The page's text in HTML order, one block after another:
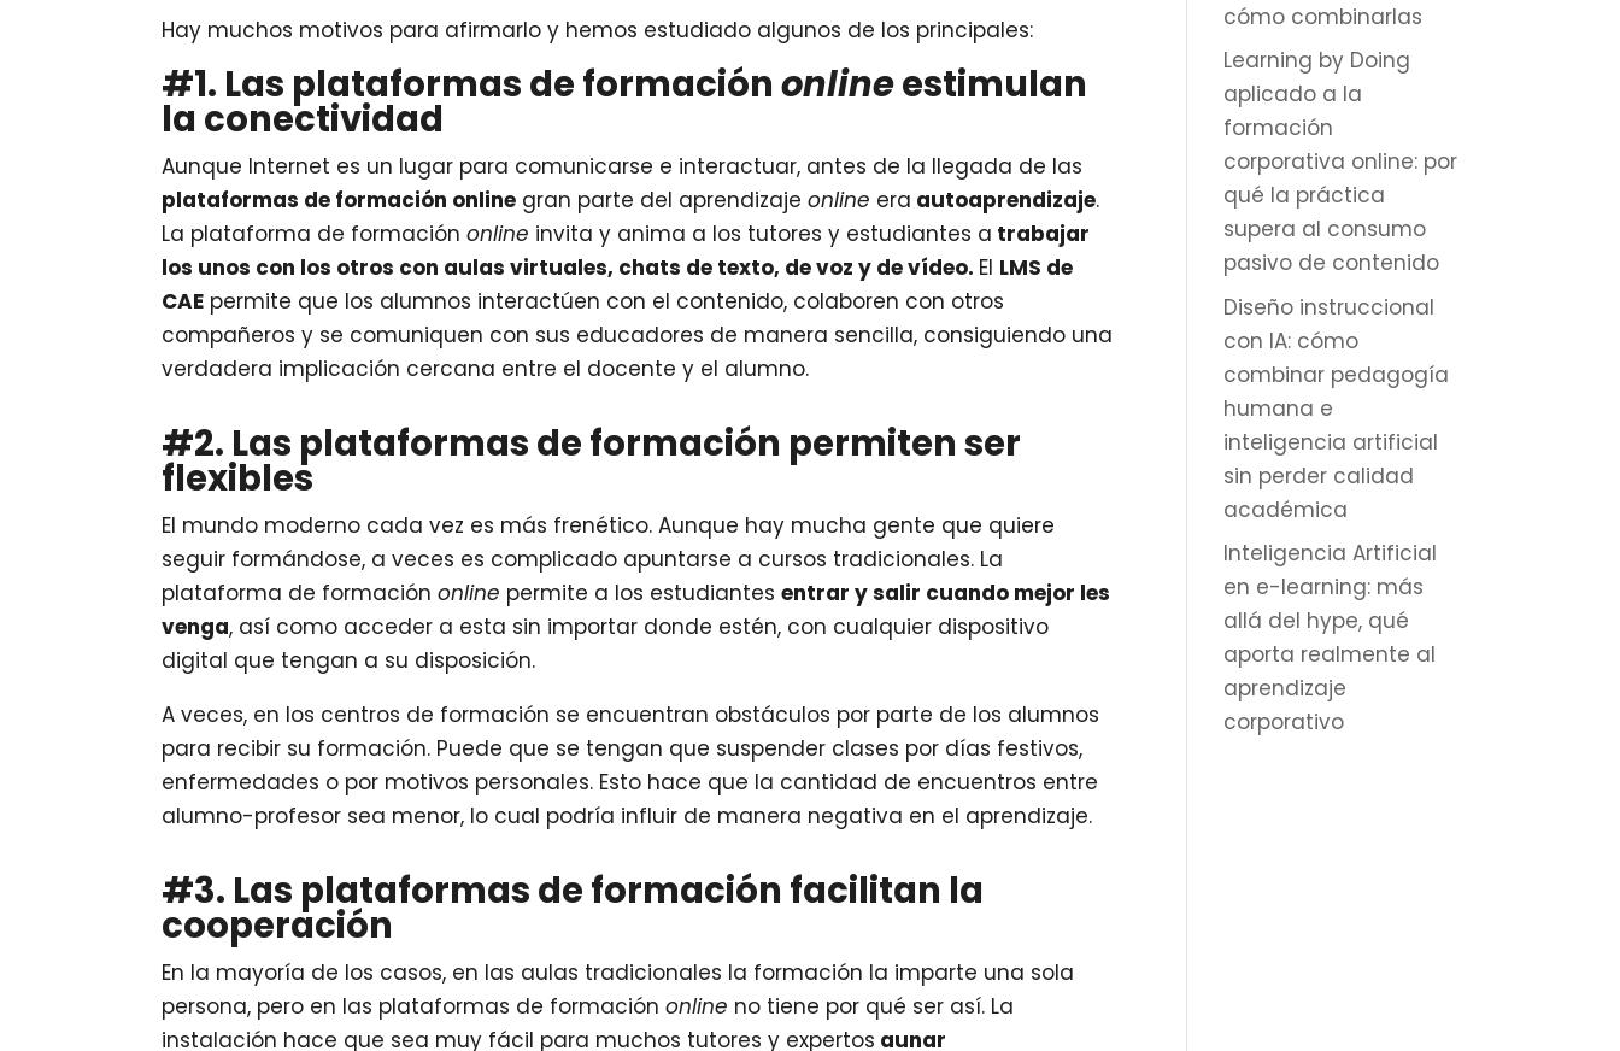
Hay muchos motivos para afirmarlo y hemos estudiado algunos de los principales:
#1. Las plataformas de formaciónonlineestimulan
la conectividad
Aunque Internet es un lugar para comunicarse e interactuar, antes de la llegada de las
plataformas de formación online gran parte del aprendizajeonline era autoaprendizaje.
La plataforma de formaciónonline invita y anima a los tutores y estudiantes a trabajar
los unos con los otros con aulas virtuales, chats de texto, de voz y de vídeo. El LMS de
CAE permite que los alumnos interactúen con el contenido, colaboren con otros
compañeros y se comuniquen con sus educadores de manera sencilla, consiguiendo una
verdadera implicación cercana entre el docente y el alumno.
#2. Las plataformas de formación permiten ser
flexibles
El mundo moderno cada vez es más frenético. Aunque hay mucha gente que quiere
seguir formándose, a veces es complicado apuntarse a cursos tradicionales. La
plataforma de formación online permite a los estudiantesentrar y salir cuando mejor les
venga, así como acceder a esta sin importar donde estén, con cualquier dispositivo
digital que tengan a su disposición.
A veces, en los centros de formación se encuentran obstáculos por parte de los alumnos
para recibir su formación. Puede que se tengan que suspender clases por días festivos,
enfermedades o por motivos personales. Esto hace que la cantidad de encuentros entre
alumno-profesor sea menor, lo cual podría influir de manera negativa en el aprendizaje.
#3. Las plataformas de formación facilitan la
cooperación
En la mayoría de los casos, en las aulas tradicionales la formación la imparte una sola
persona, pero en las plataformas de formaciónonline no tiene por qué ser así. La
instalación hace que sea muy fácil para muchos tutores y expertos aunar
cómo combinarlas
Learning by Doing
aplicado a la
formación
corporativa online: por
qué la práctica
supera al consumo
pasivo de contenido
Diseño instruccional
con IA: cómo
combinar pedagogía
humana e
inteligencia artificial
sin perder calidad
académica
Inteligencia Artificial
en e-learning: más
allá del hype, qué
aporta realmente al
aprendizaje
corporativo